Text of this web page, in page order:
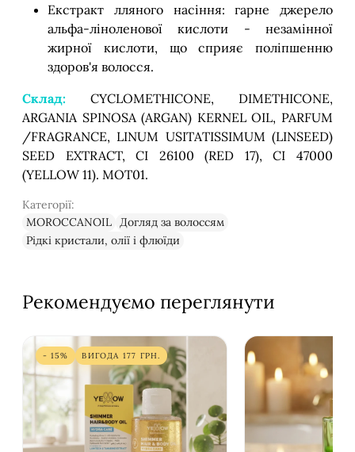
Екстракт лляного насіння: гарне джерело
альфа-ліноленової кислоти - незамінної
жирної кислоти, що сприяє поліпшенню
здоров'я волосся.
Склад: CYCLOMETHICONE, DIMETHICONE,
ARGANIA SPINOSA (ARGAN) KERNEL OIL, PARFUM
/FRAGRANCE, LINUM USITATISSIMUM (LINSEED)
SEED EXTRACT, CI 26100 (RED 17), CI 47000
(YELLOW 11). MOT01.
Категорії:
MOROCCANOIL Догляд за волоссям
Рідкі кристали, олії і флюїди
Рекомендуємо переглянути
- 15% ВИГОДА 177 ГРН.